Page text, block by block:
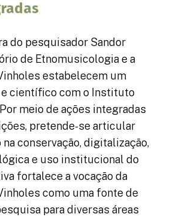
do pesquisador Sandor
de Etnomusicologia e a
estabelecem um
científico com o Instituto
meio de ações integradas
pretende-se articular
conservação, digitalização,
e uso institucional do
fortalece a vocação da
como uma fonte de
para diversas áreas